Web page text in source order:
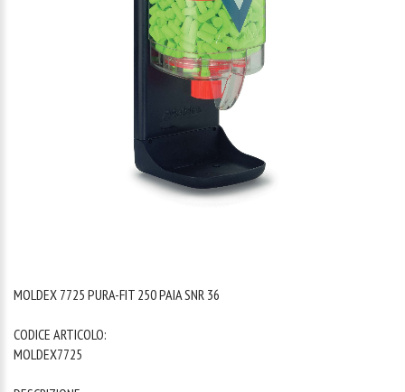
MOLDEX 7725 PURA-FIT 250 PAIA SNR 36
CODICE ARTICOLO:
MOLDEX7725